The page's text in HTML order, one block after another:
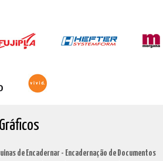
de Encadernar - Encadernação de Documentos